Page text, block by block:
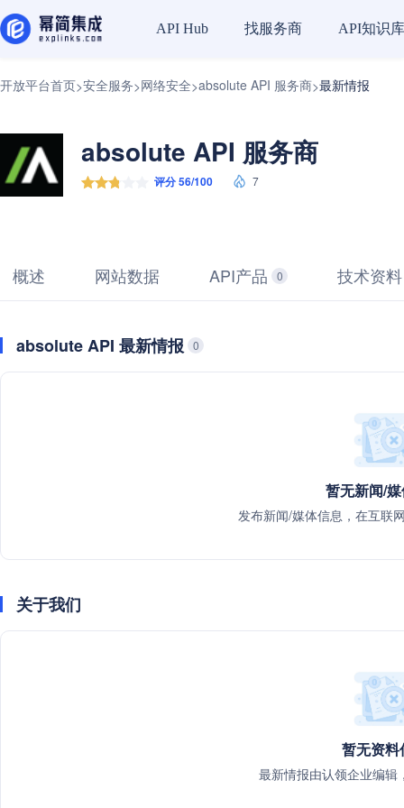
API Hub 找服务商 API知识库
开放平台首页>安全服务>网络安全>absolute API 服务商>最新情报
absolute API 服务商
评分 56/100 7
概述 网站数据 API产品 0 技术资料
absolute API 最新情报 0
暂无新闻/
发布新闻/媒体信息，在互联
关于我们
暂无资料
最新情报由认领企业编辑